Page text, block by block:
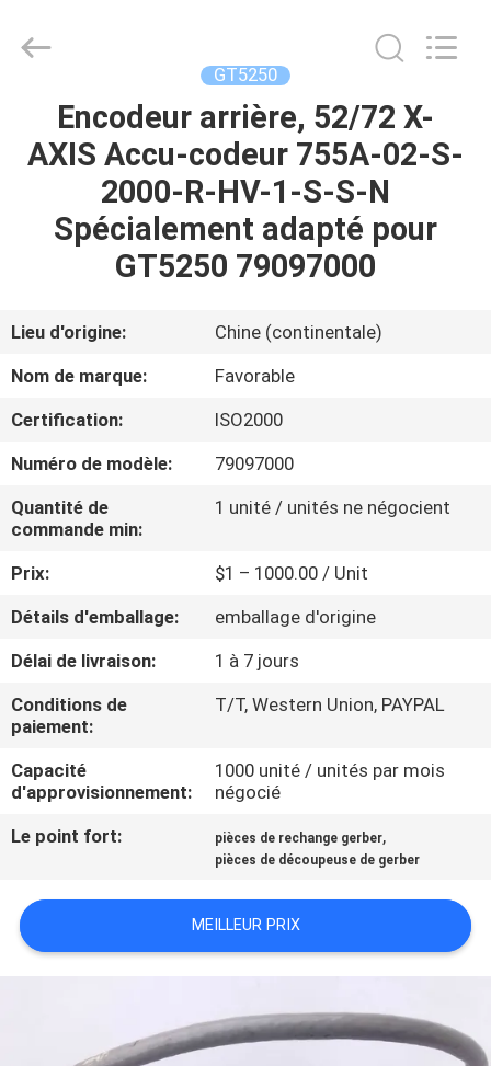
MAISON
PRODUITS
DE
NOUS
VISITE
D'USINE
CONTRÔLE
DE
QUALITÉ
CONTACTEZ-
NOUS
NOUVELLES
UNE
CITATION
AUTOMATION
EQUIPMENT
GT5250
Encodeur arrière, 52/72 X-
AXIS Accu-codeur 755A-02-S-
2000-R-HV-1-S-S-N
Spécialement adapté pour
GT5250 79097000
Lieu d'origine:
Chine (continentale)
Nom de marque:
Favorable
Certification:
ISO2000
Numéro de modèle:
79097000
Quantité de
commande min:
1 unité / unités ne négocient
Prix:
$1 – 1000.00 / Unit
Détails d'emballage:
emballage d'origine
Délai de livraison:
1 à 7 jours
Conditions de
paiement:
T/T, Western Union, PAYPAL
Capacité
d'approvisionnement:
1000 unité / unités par mois
négocié
Le point fort:
pièces de rechange gerber,
pièces de découpeuse de gerber
MEILLEUR PRIX